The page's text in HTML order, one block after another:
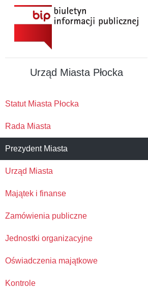
Urząd Miasta Płocka
Statut Miasta Płocka
Rada Miasta
Prezydent Miasta
Urząd Miasta
Majątek i finanse
Zamówienia publiczne
Jednostki organizacyjne
Oświadczenia majątkowe
Kontrole